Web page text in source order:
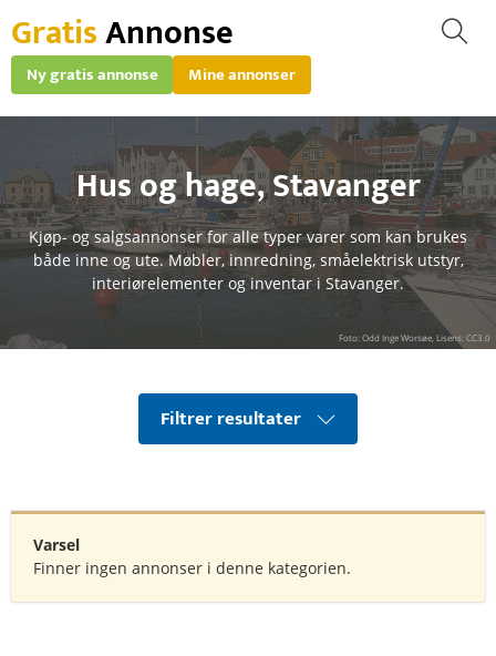
GratisAnnonse
Ny gratis annonse Mine annonser
Hus og hage,Stavanger
Kjøp- og salgsannonser for alle typer varer som kan brukes
både inne og ute. Møbler, innredning, småelektrisk utstyr,
interiørelementer og inventar i Stavanger.
Foto: Odd Inge Worsøe, Lisens: CC3.0
Filtrer resultater
Varsel
Finner ingen annonser i denne kategorien.